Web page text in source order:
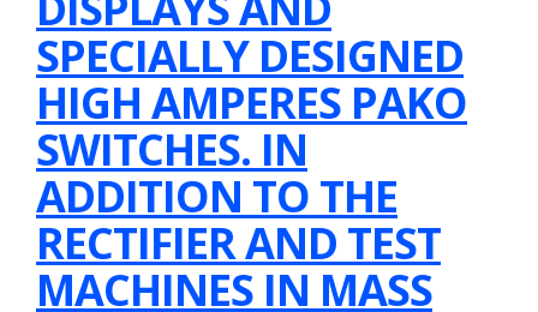
SPECIALLY DESIGNED
HIGH AMPERES PAKO
SWITCHES. IN
ADDITION TO THE
RECTIFIER AND TEST
MACHINES IN MASS